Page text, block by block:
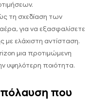
τη σχεδίαση των
για να εξασφαλίσετε
με ελάχιστη αντίσταση.
μια προτιμώμενη
υψηλότερη ποιότητα.
που